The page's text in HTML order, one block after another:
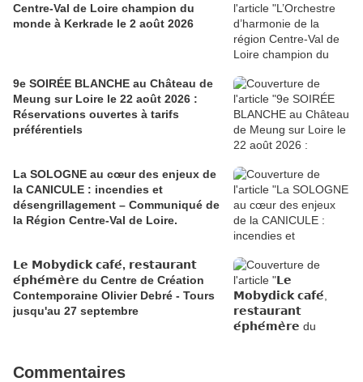
Centre-Val de Loire champion du
monde à Kerkrade le 2 août 2026
9e SOIRÉE BLANCHE au Château de
Meung sur Loire le 22 août 2026 :
Réservations ouvertes à tarifs
préférentiels
La SOLOGNE au cœur des enjeux de
la CANICULE : incendies et
désengrillagement – Communiqué de
la Région Centre-Val de Loire.
𝗟𝗲 𝗠𝗼𝗯𝘆𝗱𝗶𝗰𝗸 𝗰𝗮𝗳𝗲́, 𝗿𝗲𝘀𝘁𝗮𝘂𝗿𝗮𝗻𝘁
𝗲́𝗽𝗵𝗲́𝗺𝗲̀𝗿𝗲 du Centre de Création
Contemporaine Olivier Debré - Tours
jusqu'au 27 septembre
Commentaires